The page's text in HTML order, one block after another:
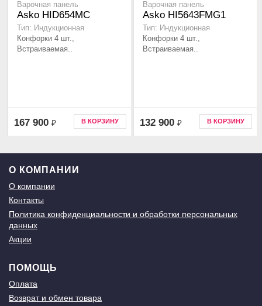
Варочная панель
Asko HID654MC
Тип: Индукционная
Конфорки 4 шт.,
Встраиваемая..
167 900 ₽ В КОРЗИНУ
Варочная панель
Asko HI5643FMG1
Тип: Индукционная
Конфорки 4 шт.,
Встраиваемая..
132 900 ₽ В КОРЗИНУ
О КОМПАНИИ
О компании
Контакты
Политика конфиденциальности и обработки персональных
данных
Акции
ПОМОЩЬ
Оплата
Возврат и обмен товара